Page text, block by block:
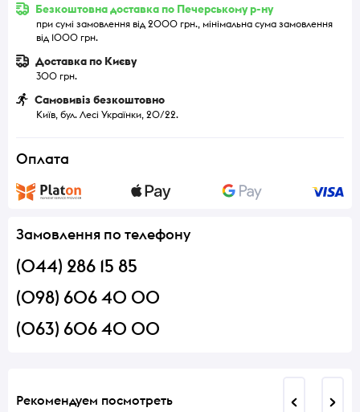
Безкоштовна доставка по Печерському р-ну
при сумі замовлення від 2000 грн., мінімальна сума замовлення
від 1000 грн.
Доставка по Києву
300 грн.
Самовивіз безкоштовно
Київ, бул. Лесі Українки, 20/22.
Оплата
Замовлення по телефону
(044) 286 15 85
(098) 606 40 00
(063) 606 40 00
Рекомендуем посмотреть